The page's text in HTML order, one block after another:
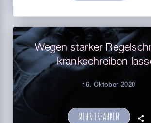
Wegen starker
krankschreiben
16. Oktober 2020
MEHR ERFAHREN 🗣